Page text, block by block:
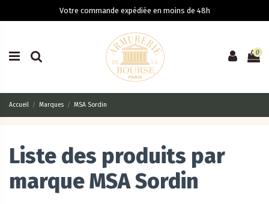
Votre commande expédiée en moins de 48h
0
Accueil Marques MSA Sordin
Liste des produits par
marque MSA Sordin